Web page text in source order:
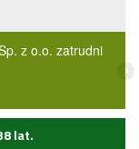
z o.o. zatrudni
lat.